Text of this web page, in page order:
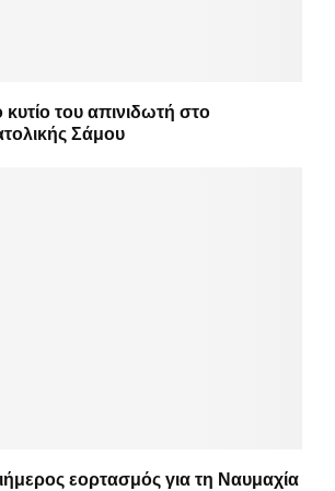
του απινιδωτή στο
Σάμου
εορτασμός για τη Ναυμαχία